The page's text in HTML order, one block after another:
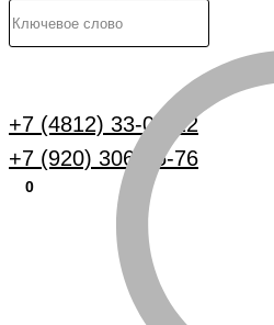
+7 (4812) 33-00-22
+7 (920) 306-25-76
0